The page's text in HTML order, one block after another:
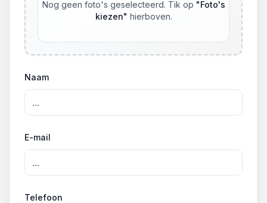
Nog geen foto's geselecteerd. Tik op "Foto's
kiezen" hierboven.
Naam
E-mail
Telefoon